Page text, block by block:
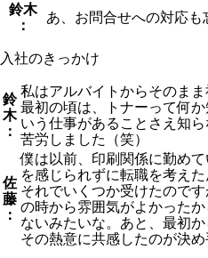
鈴木
：
あ、お問合せへの対応も
入社のきっかけ
鈴
木
：
私はアルバイトからそのまま
最初の頃は、トナーって何
いう仕事があることさえ知
苦労しました（笑）
佐
藤
：
僕は以前、印刷関係に勤め
を感じられずに転職を考えた
それでいくつか受けたので
の時から雰囲気がよかった
ないみたいな。あと、最初
その熱意に共感したのが決め